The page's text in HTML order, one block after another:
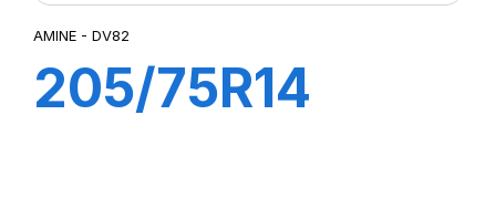
AMINE - DV82
205/75R14